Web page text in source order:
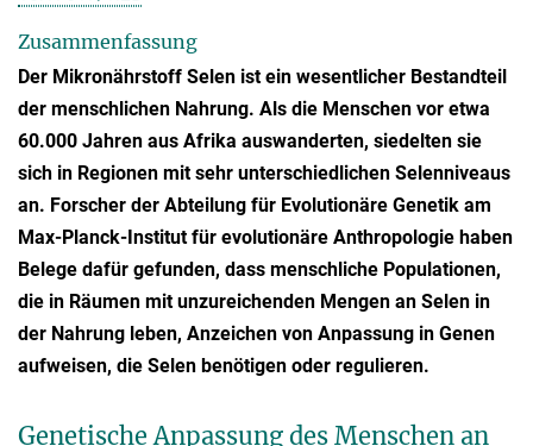
Zusammenfassung
Der Mikronährstoff Selen ist ein wesentlicher Bestandteil
der menschlichen Nahrung. Als die Menschen vor etwa
60.000 Jahren aus Afrika auswanderten, siedelten sie
sich in Regionen mit sehr unterschiedlichen Selenniveaus
an. Forscher der Abteilung für Evolutionäre Genetik am
Max-Planck-Institut für evolutionäre Anthropologie haben
Belege dafür gefunden, dass menschliche Populationen,
die in Räumen mit unzureichenden Mengen an Selen in
der Nahrung leben, Anzeichen von Anpassung in Genen
aufweisen, die Selen benötigen oder regulieren.
Genetische Anpassung des Menschen an